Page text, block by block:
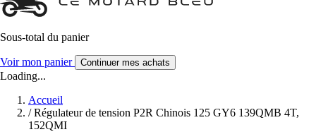
Sous-total du panier
Voir mon panier Continuer mes achats
Loading...
Accueil
/ Régulateur de tension P2R Chinois 125 GY6 139QMB 4T,
152QMI